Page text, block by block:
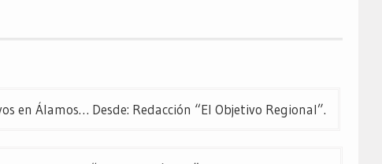
en Álamos… Desde: Redacción “El Objetivo Regional”.